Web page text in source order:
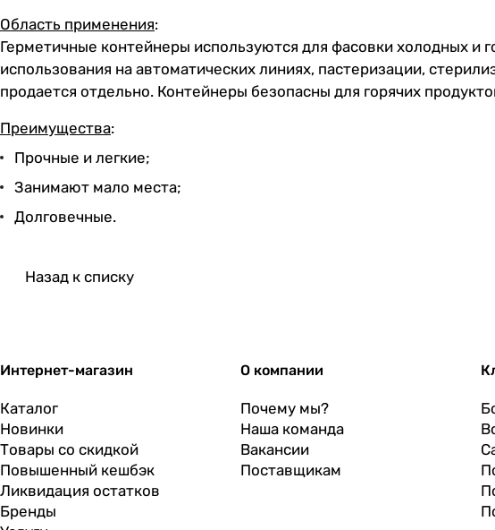
Область применения:
Герметичные контейнеры используются для фасовки холодных и
использования на автоматических линиях, пастеризации,
продается отдельно. Контейнеры безопасны для горячих
Преимущества:
Прочные и легкие;
Занимают мало места;
Долговечные.
Назад к списку
Интернет-магазин
Каталог
Новинки
Товары со скидкой
Повышенный кешбэк
Ликвидация остатков
Бренды
О компании
Почему мы?
Наша команда
Вакансии
Поставщикам